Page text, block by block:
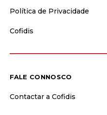
Política de Privacidade
Cofidis
FALE CONNOSCO
Contactar a Cofidis